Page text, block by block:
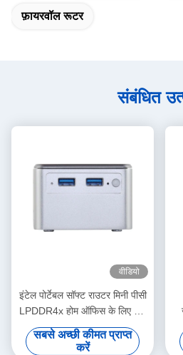
फ़ायरवॉल रूटर
संबंधित
वीडियो
इंटेल पोर्टेबल सॉफ्ट राउटर मिनी पीसी
LPDDR4x होम ऑफिस के लिए चार
2.5G लैन के साथ
सबसे अच्छी कीमत प्राप्त
करें